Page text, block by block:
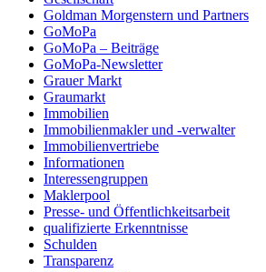
Goldman Morgenstern und Partners
GoMoPa
GoMoPa – Beiträge
GoMoPa-Newsletter
Grauer Markt
Graumarkt
Immobilien
Immobilienmakler und -verwalter
Immobilienvertriebe
Informationen
Interessengruppen
Maklerpool
Presse- und Öffentlichkeitsarbeit
qualifizierte Erkenntnisse
Schulden
Transparenz